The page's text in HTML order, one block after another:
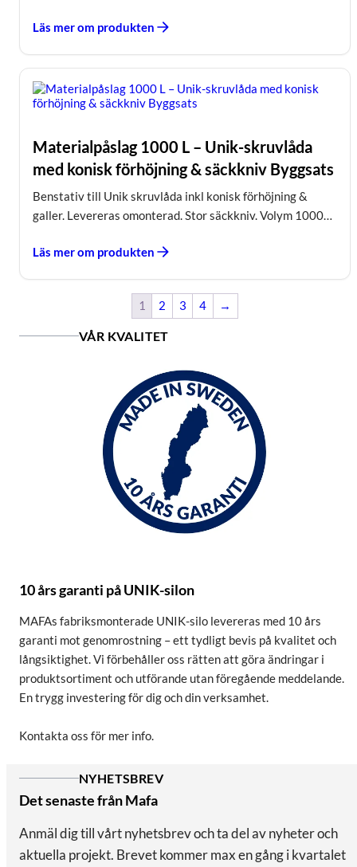
Läs mer om produkten
Materialpåslag 1000 L – Unik-skruvlåda
med konisk förhöjning & säckkniv Byggsats
Benstativ till Unik skruvlåda inkl konisk förhöjning &
galler. Levereras omonterad. Stor säckkniv. Volym 1000…
Läs mer om produkten
1 2 3 4 →
VÅR KVALITET
10 års garanti på UNIK-silon
MAFAs fabriksmonterade UNIK-silo levereras med 10 års
garanti mot genomrostning – ett tydligt bevis på kvalitet och
långsiktighet. Vi förbehåller oss rätten att göra ändringar i
produktsortiment och utförande utan föregående meddelande.
En trygg investering för dig och din verksamhet.
Kontakta oss för mer info.
NYHETSBREV
Det senaste från Mafa
Anmäl dig till vårt nyhetsbrev och ta del av nyheter och
aktuella projekt. Brevet kommer max en gång i kvartalet